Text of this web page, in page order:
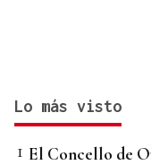
Lo más visto
El Concello de